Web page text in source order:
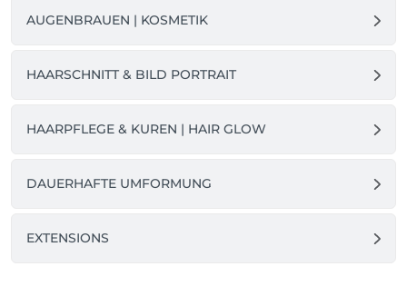
AUGENBRAUEN | KOSMETIK
HAARSCHNITT & BILD PORTRAIT
HAARPFLEGE & KUREN | HAIR GLOW
DAUERHAFTE UMFORMUNG
EXTENSIONS